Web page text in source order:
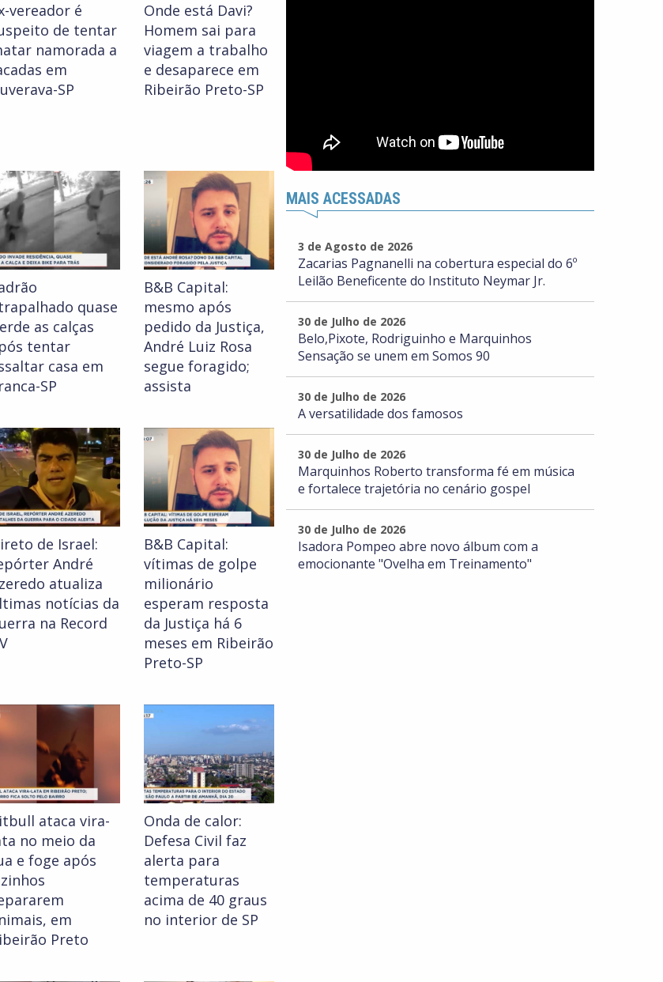
vereador é
de tentar
namorada a
em
SP
Onde está Davi?
Homem sai para
viagem a trabalho
e desaparece em
Ribeirão Preto-SP
quase
as calças
tentar
casa em
SP
B&B Capital:
mesmo após
pedido da Justiça,
André Luiz Rosa
segue foragido;
assista
de Israel:
André
atualiza
notícias da
na Record
B&B Capital:
vítimas de golpe
milionário
esperam resposta
da Justiça há 6
meses em Ribeirão
Preto-SP
ataca vira-
no meio da
e foge após
em
Preto
Onda de calor:
Defesa Civil faz
alerta para
temperaturas
acima de 40 graus
no interior de SP
MAIS ACESSADAS
3 de Agosto de 2026
Zacarias Pagnanelli na cobertura especial do 6º
Leilão Beneficente do Instituto Neymar Jr.
30 de Julho de 2026
Belo,Pixote, Rodriguinho e Marquinhos
Sensação se unem em Somos 90
30 de Julho de 2026
A versatilidade dos famosos
30 de Julho de 2026
Marquinhos Roberto transforma fé em música
e fortalece trajetória no cenário gospel
30 de Julho de 2026
Isadora Pompeo abre novo álbum com a
emocionante "Ovelha em Treinamento"